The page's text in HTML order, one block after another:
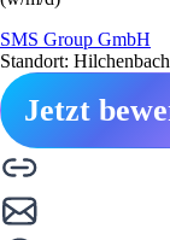
SMS Group GmbH
Standort: Hilchenbach
Jetzt